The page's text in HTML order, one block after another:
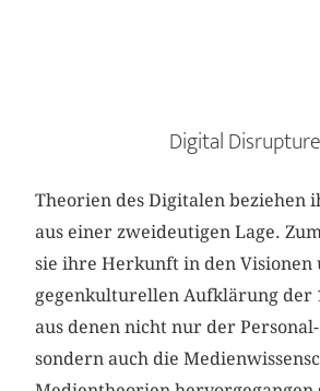
Digital Disrupture
Theorien des Digitalen beziehen
aus einer zweideutigen Lage.
sie ihre Herkunft in den Visionen
gegenkulturellen Aufklärung der
aus denen nicht nur der
sondern auch die